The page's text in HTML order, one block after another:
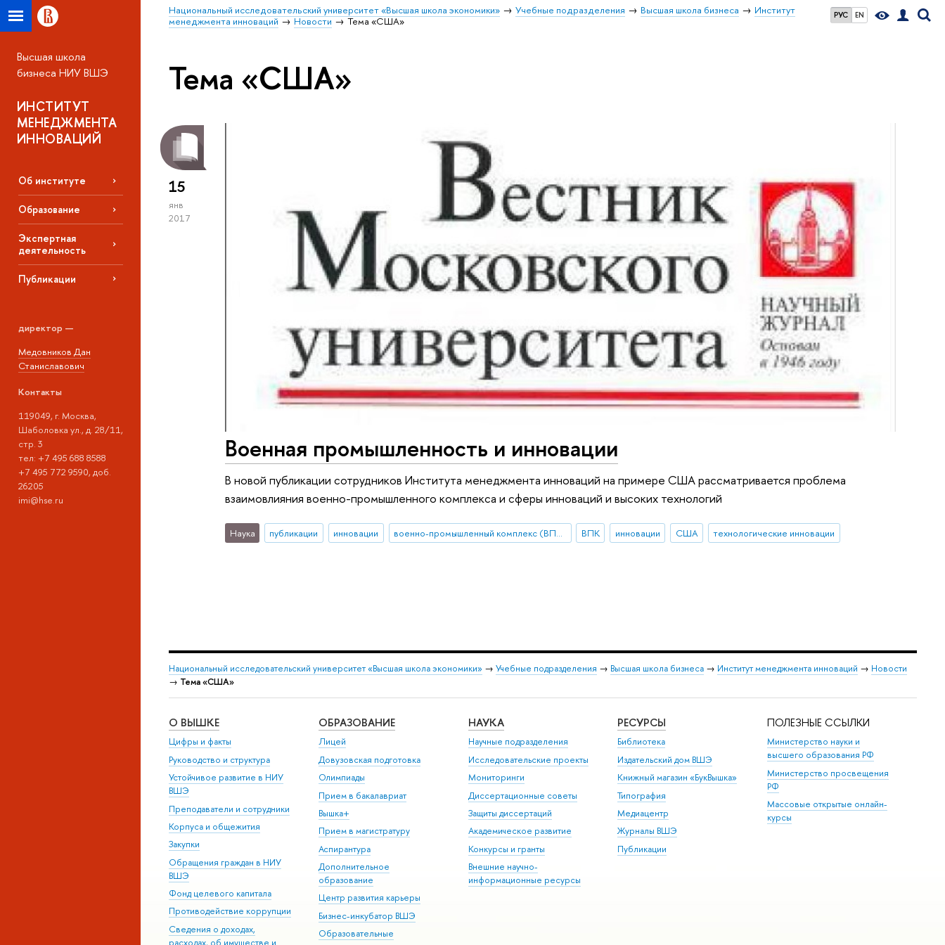
РУС EN
Национальный исследовательский университет «Высшая школа экономики» Учебные подразделения Высшая школа бизнеса
Институт
менеджмента инноваций
Новости Тема «США»
Высшая школа
бизнеса НИУ ВШЭ
ИНСТИТУТ
МЕНЕДЖМЕНТА
ИННОВАЦИЙ
Об институте
Образование
Экспертная
деятельность
Публикации
директор —
Медовников Дан
Станиславович
Контакты
119049, г. Москва,
Шаболовка ул., д. 28/11,
стр. 3
тел: +7 495 688 8588
+7 495 772 9590, доб.
26205
imi@hse.ru
Тема «США»
15
янв
2017
Военная промышленность и инновации
В новой публикации сотрудников Института менеджмента инноваций на примере США рассматривается проблема
взаимовлияния военно-промышленного комплекса и сферы инноваций и высоких технологий
Наука публикации инновации ВПК инновации США технологические инновации
Национальный исследовательский университет «Высшая школа экономики» → Учебные подразделения → Высшая школа бизнеса → Институт менеджмента инноваций → Новости
→ Тема «США»
О ВЫШКЕ
Цифры и факты
Руководство и структура
Устойчивое развитие в НИУ
ВШЭ
Преподаватели и сотрудники
Корпуса и общежития
Закупки
Обращения граждан в НИУ
ВШЭ
Фонд целевого капитала
Противодействие коррупции
Сведения о доходах,
расходах, об имуществе и
ОБРАЗОВАНИЕ
Лицей
Довузовская подготовка
Олимпиады
Прием в бакалавриат
Вышка+
Прием в магистратуру
Аспирантура
Дополнительное
образование
Центр развития карьеры
Бизнес-инкубатор ВШЭ
Образовательные
НАУКА
Научные подразделения
Исследовательские проекты
Мониторинги
Диссертационные советы
Защиты диссертаций
Академическое развитие
Конкурсы и гранты
Внешние научно-
информационные ресурсы
РЕСУРСЫ
Библиотека
Издательский дом ВШЭ
Книжный магазин «БукВышка»
Типография
Медиацентр
Журналы ВШЭ
Публикации
ПОЛЕЗНЫЕ ССЫЛКИ
Министерство науки и
высшего образования РФ
Министерство просвещения
РФ
Массовые открытые онлайн-
курсы